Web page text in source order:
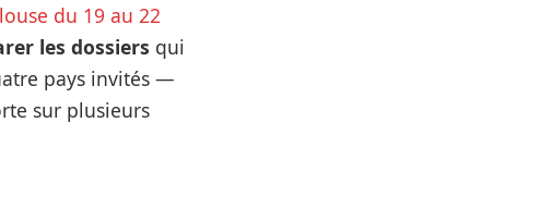
du 19 au 22
les dossiers qui
pays invités —
sur plusieurs